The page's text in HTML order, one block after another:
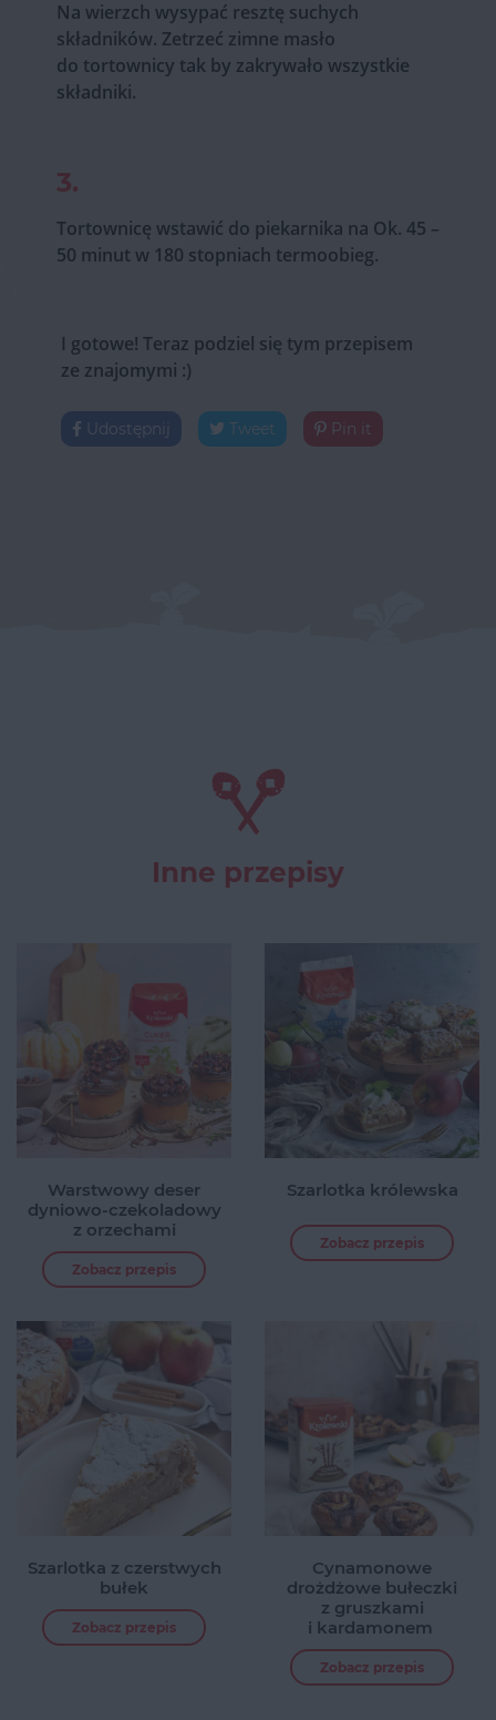
Na wierzch wysypać resztę suchych
składników. Zetrzeć zimne masło
do tortownicy tak by zakrywało wszystkie
składniki.
3.
Tortownicę wstawić do piekarnika na Ok. 45 –
50 minut w 180 stopniach termoobieg.
I gotowe! Teraz podziel się tym przepisem
ze znajomymi :)
Udostępnij Tweet Pin it
Inne przepisy
Warstwowy deser
dyniowo-czekoladowy
z orzechami
Zobacz przepis
Szarlotka królewska
Zobacz przepis
Szarlotka z czerstwych
bułek
Zobacz przepis
Cynamonowe
drożdżowe bułeczki
z gruszkami
i kardamonem
Zobacz przepis